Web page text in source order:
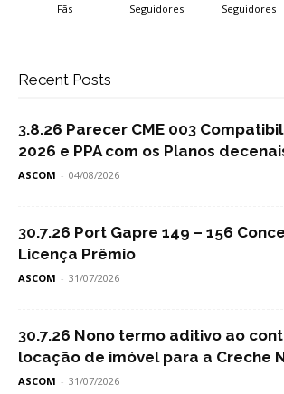
Fãs Seguidores Seguidores
Recent Posts
3.8.26 Parecer CME 003
2026 e PPA com os Planos
ASCOM - 04/08/2026
30.7.26 Port Gapre 149 – 156
Licença Prêmio
ASCOM - 31/07/2026
30.7.26 Nono termo aditivo ao
locação de imóvel para a Creche
ASCOM - 31/07/2026